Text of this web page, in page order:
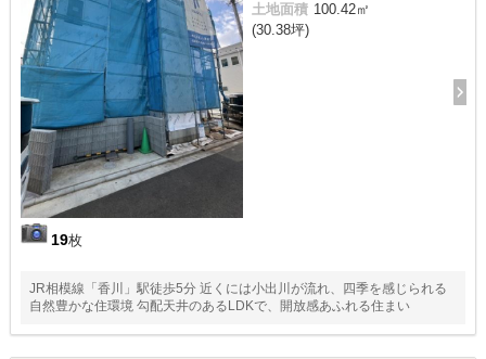
19枚
土地面積 100.42㎡
(30.38坪)
JR相模線「香川」駅徒歩5分 近くには小出川が流れ、四季を感じられる
自然豊かな住環境 勾配天井のあるLDKで、開放感あふれる住まい